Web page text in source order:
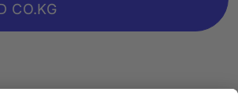
CO.KG